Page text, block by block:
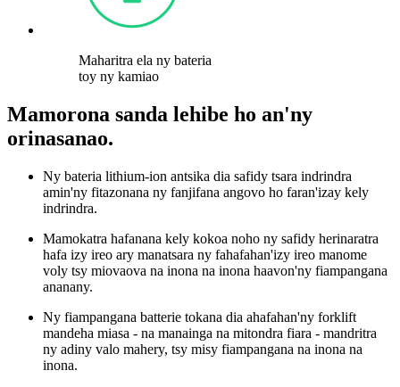
Maharitra ela ny bateria
toy ny kamiao
Mamorona sanda lehibe ho an'ny
orinasanao.
Ny bateria lithium-ion antsika dia safidy tsara indrindra
amin'ny fitazonana ny fanjifana angovo ho faran'izay kely
indrindra.
Mamokatra hafanana kely kokoa noho ny safidy herinaratra
hafa izy ireo ary manatsara ny fahafahan'izy ireo manome
voly tsy miovaova na inona na inona haavon'ny fiampangana
ananany.
Ny fiampangana batterie tokana dia ahafahan'ny forklift
mandeha miasa - na manainga na mitondra fiara - mandritra
ny adiny valo mahery, tsy misy fiampangana na inona na
inona.